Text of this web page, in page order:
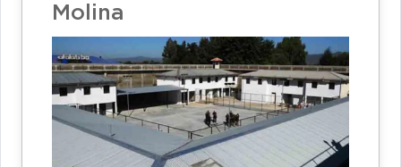
Molina